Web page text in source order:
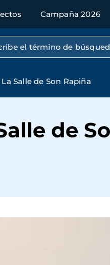
Campaña 2026
por texto
Salle de Son Rapiña
de